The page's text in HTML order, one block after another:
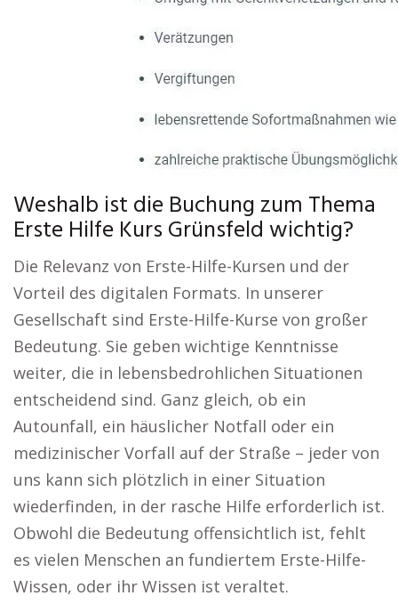
Weshalb ist die Buchung zum Thema
Erste Hilfe Kurs Grünsfeld wichtig?
Die Relevanz von Erste-Hilfe-Kursen und der
Vorteil des digitalen Formats. In unserer
Gesellschaft sind Erste-Hilfe-Kurse von großer
Bedeutung. Sie geben wichtige Kenntnisse
weiter, die in lebensbedrohlichen Situationen
entscheidend sind. Ganz gleich, ob ein
Autounfall, ein häuslicher Notfall oder ein
medizinischer Vorfall auf der Straße – jeder von
uns kann sich plötzlich in einer Situation
wiederfinden, in der rasche Hilfe erforderlich ist.
Obwohl die Bedeutung offensichtlich ist, fehlt
es vielen Menschen an fundiertem Erste-Hilfe-
Wissen, oder ihr Wissen ist veraltet.